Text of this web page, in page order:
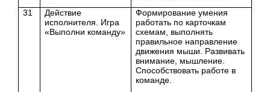
31
Действие
исполнителя. Игра
«Выполни команду»
Формирование умения
работать по карточкам
схемам, выполнять
правильное направление
движения мыши. Развивать
внимание, мышление.
Способствовать работе в
команде.